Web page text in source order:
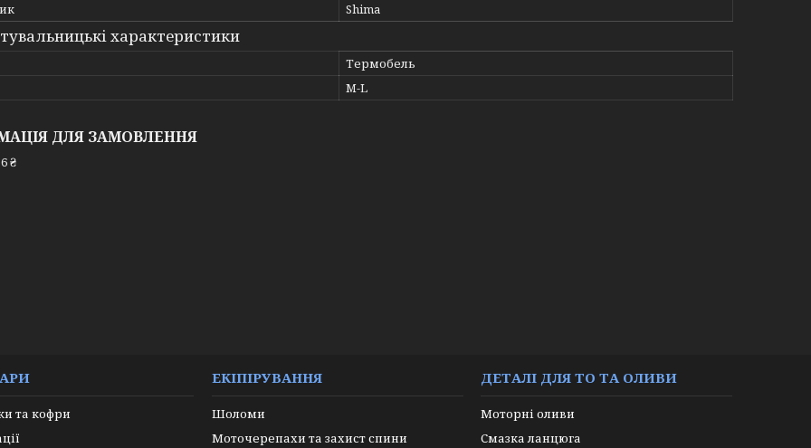
Shima
характеристики
Термобель
M-L
ДЛЯ ЗАМОВЛЕННЯ
₴
та кофри
ЕКІПІРУВАННЯ
Шоломи
Моточерепахи та захист спини
ДЕТАЛІ ДЛЯ ТО ТА ОЛИВИ
Моторні оливи
Смазка ланцюга